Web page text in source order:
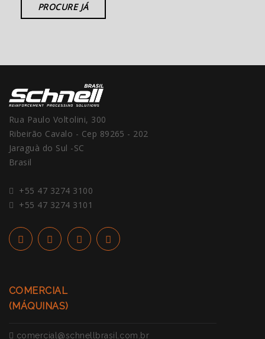
PROCURE JÁ
Rua Paulo Voltolini, 300
Ribeirão Cavalo - Cep 89265 - 202
Jaraguà do Sul -SC
Brasil
+55 47 3274 3100
+55 47 3274 3101
COMERCIAL
(MÁQUINAS)
comercial@schnellbrasil.com.br